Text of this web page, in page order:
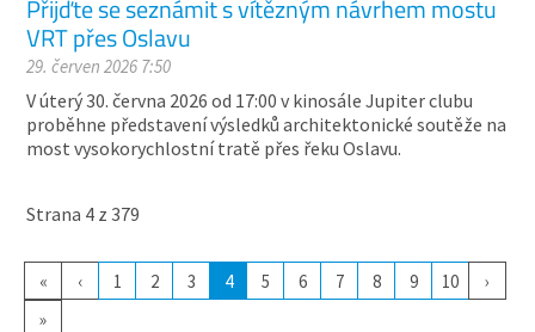
Přijďte se seznámit s vítězným návrhem mostu
VRT přes Oslavu
29. červen 2026 7:50
V úterý 30. června 2026 od 17:00 v kinosále Jupiter clubu
proběhne představení výsledků architektonické soutěže na
most vysokorychlostní tratě přes řeku Oslavu.
Strana 4 z 379
« ‹ 1 2 3 4 5 6 7 8 9 10
›
»